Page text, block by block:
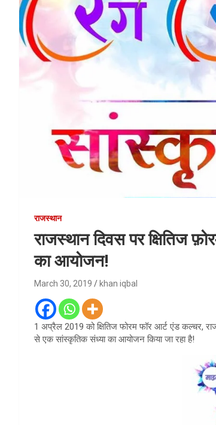
राजस्थान
राजस्थान दिवस पर क्षितिज
का आयोजन!
March 30, 2019 khan iqbal
1 अप्रैल 2019 को क्षितिज फोरम फॉर आर्ट एंड कल्चर,
से एक सांस्कृतिक संध्या का आयोजन किया जा रहा है!